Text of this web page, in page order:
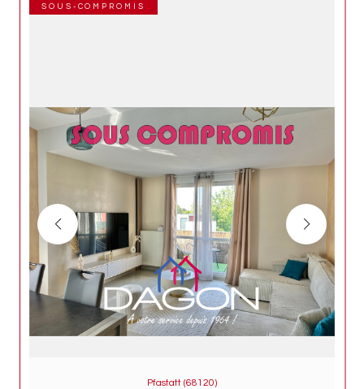
SOUS-COMPROMIS
Pfastatt (68120)